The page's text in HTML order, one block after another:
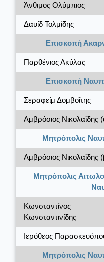
Άνθιμος Ολύμπιος
Δαυίδ Τολμίδης
Επισκοπή
Παρθένιος Ακύλας
Επισκοπή
Σεραφείμ Δομβοΐτης
Αμβρόσιος Νικολαΐδης
Μητρόπολις
Αμβρόσιος Νικολαΐδης
Μητρόπολις
Κωνσταντίνος
Κωνσταντινίδης
Ιερόθεος
Μητρόπολις